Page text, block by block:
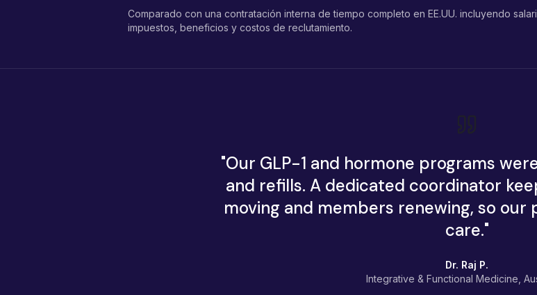
Comparado con una contratación interna de tiempo completo en EE.UU. incluyendo
impuestos, beneficios y costos de reclutamiento.
"Our GLP-1 and hormone programs
and refills. A dedicated coordinator
moving and members renewing, so our
care."
Dr. Raj P.
Integrative & Functional Medicine,